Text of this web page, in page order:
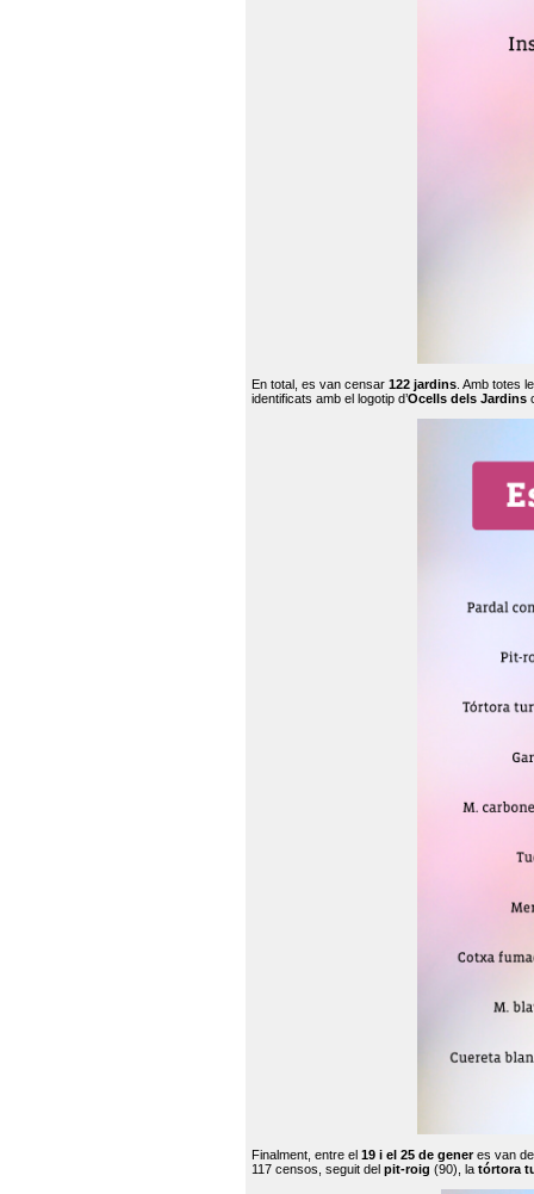
En total, es van censar 122 jardins . Amb totes
identificats amb el logotip d’Ocells dels Jardins
Finalment, entre el 19 i el 25 de generes van
117 censos, seguit del pit-roig (90), la tórtora